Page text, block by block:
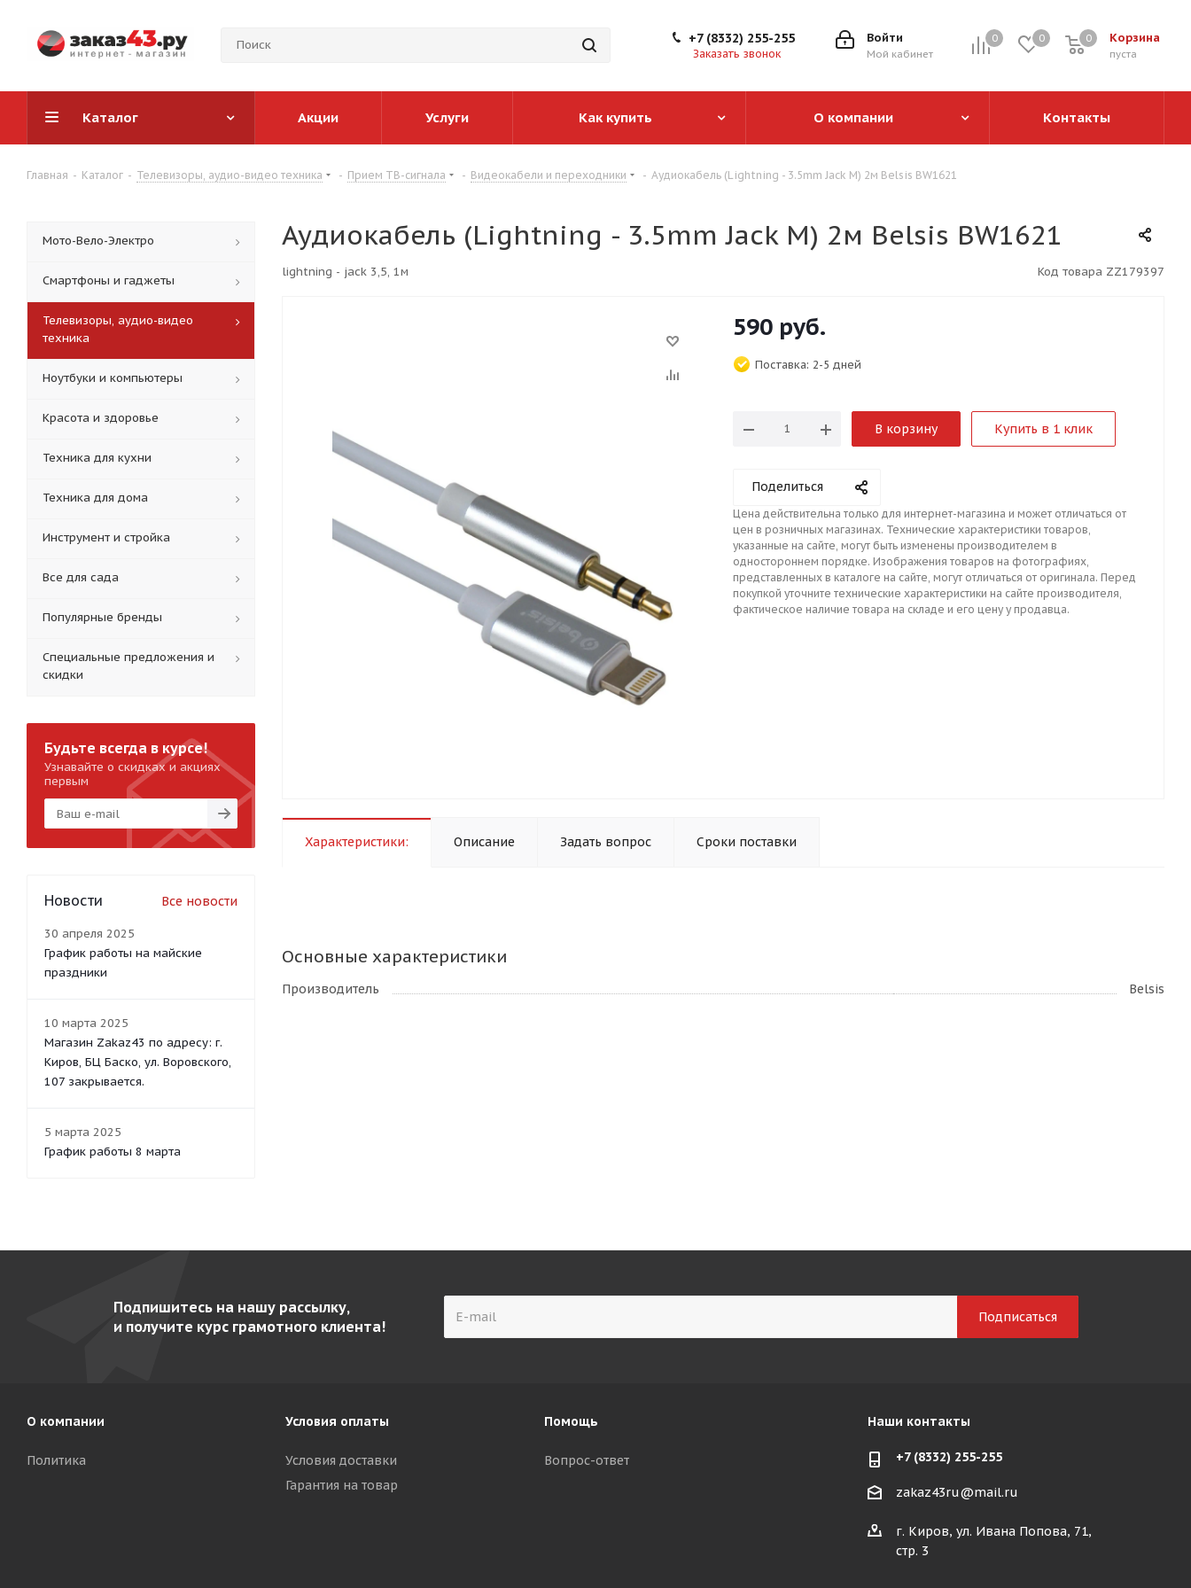
0 0 Корзина
0
пуста
0
Войти
Мой кабинет
+7 (8332) 255-255
Заказать звонок
Каталог Акции Услуги Как купить О компании Контакты
Главная - Каталог - Телевизоры, аудио-видео техника - Прием ТВ-сигнала - Видеокабели и переходники - Аудиокабель (Lightning - 3.5mm Jack M) 2м Belsis BW1621
Аудиокабель (Lightning - 3.5mm Jack M) 2м Belsis BW1621
lightning - jack 3,5, 1м Код товара ZZ179397
590 руб.
Поставка: 2-5 дней
В корзину Купить в 1 клик
Поделиться
Цена действительна только для интернет-магазина и может отличаться от
цен в розничных магазинах. Технические характеристики товаров,
указанные на сайте, могут быть изменены производителем в
одностороннем порядке. Изображения товаров на фотографиях,
представленных в каталоге на сайте, могут отличаться от оригинала. Перед
покупкой уточните технические характеристики на сайте производителя,
фактическое наличие товара на складе и его цену у продавца.
Характеристики: Описание Задать вопрос Сроки поставки
Основные характеристики
Производитель Belsis
Мото-Вело-Электро
Смартфоны и гаджеты
Телевизоры, аудио-видео
техника
Ноутбуки и компьютеры
Красота и здоровье
Техника для кухни
Техника для дома
Инструмент и стройка
Все для сада
Популярные бренды
Специальные предложения и
скидки
Будьте всегда в курсе!
Узнавайте о скидках и акциях
первым
Новости Все новости
30 апреля 2025
График работы на майские
праздники
10 марта 2025
Магазин Zakaz43 по адресу: г.
Киров, БЦ Баско, ул. Воровского,
107 закрывается.
5 марта 2025
График работы 8 марта
Подпишитесь на нашу рассылку,
и получите курс грамотного клиента!
О компании
Политика
Условия оплаты
Условия доставки
Гарантия на товар
Помощь
Вопрос-ответ
Наши контакты
+7 (8332) 255-255
zakaz43ru@mail.ru
г. Киров, ул. Ивана Попова, 71,
стр. 3